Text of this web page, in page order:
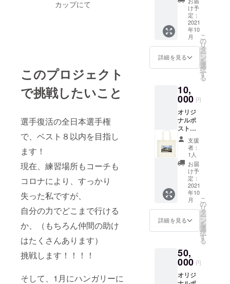
カップにて
このプロジェクト
で挑戦したいこと
選手復活の全日本選手権
で、ベスト８以内を目指し
ます！
現在、練習場所もコーチも
コロナにより、すっかり
失った私ですが、
自分の力でどこまで行ける
か、（もちろん仲間の助け
はたくさんあります）
挑戦します！！！！
そして、1月にハンガリーに
トート
バッグ
はデザ
インAも
しくはB
からお
選びく
ださ
い。
方がAで
山の方
がBで
す。）
備考欄
にAもし
くはBと
お書き
くださ
い。
け予
定：
2021
年10
月
詳細を見る
こ
の
リ
タ
ー
ン
を
選
択
す
る
10,
000 円
オリジ
ナルポ
スト
カード
（デザ
インC
池）と
オリジ
ナル
トート
バッグ
を差し
上げま
す。
トート
バッグ
インAも
しくはB
からお
選びく
支援
者：
1人
お届
け予
定：
2021
年10
月
詳細を見る
こ
の
リ
タ
ー
ン
を
選
択
す
る
50,
000 円
オリジ